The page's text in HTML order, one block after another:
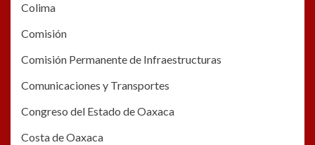
Colima
Comisión
Comisión Permanente de Infraestructuras
Comunicaciones y Transportes
Congreso del Estado de Oaxaca
Costa de Oaxaca